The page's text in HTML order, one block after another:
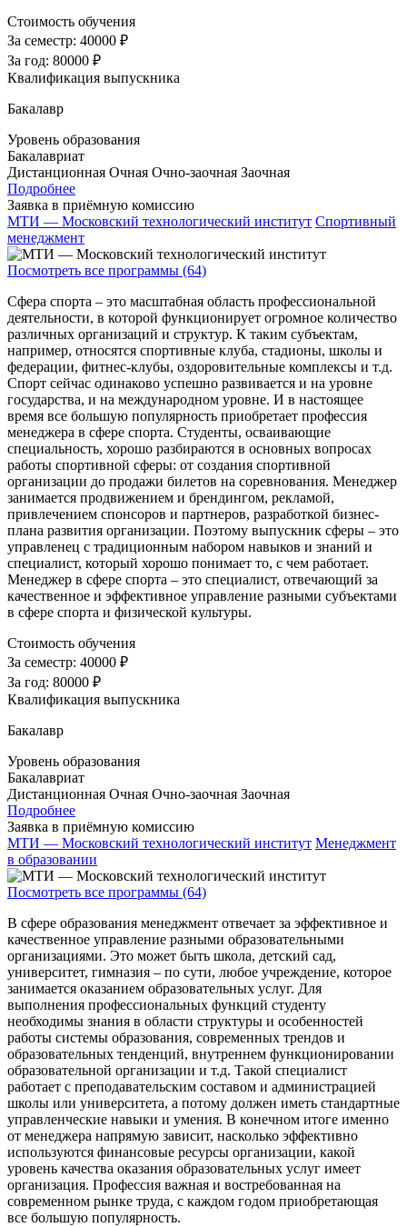
Стоимость обучения
За семестр: 40000 ₽
За год: 80000 ₽
Квалификация выпускника
Бакалавр
Уровень образования
Бакалавриат
Дистанционная Очная Очно-заочная Заочная
Подробнее
Заявка в приёмную комиссию
МТИ — Московский технологический институт Спортивный
менеджмент
Посмотреть все программы (64)
Сфера спорта – это масштабная область профессиональной
деятельности, в которой функционирует огромное количество
различных организаций и структур. К таким субъектам,
например, относятся спортивные клуба, стадионы, школы и
федерации, фитнес-клубы, оздоровительные комплексы и т.д.
Спорт сейчас одинаково успешно развивается и на уровне
государства, и на международном уровне. И в настоящее
время все большую популярность приобретает профессия
менеджера в сфере спорта. Студенты, осваивающие
специальность, хорошо разбираются в основных вопросах
работы спортивной сферы: от создания спортивной
организации до продажи билетов на соревнования. Менеджер
занимается продвижением и брендингом, рекламой,
привлечением спонсоров и партнеров, разработкой бизнес-
плана развития организации. Поэтому выпускник сферы – это
управленец с традиционным набором навыков и знаний и
специалист, который хорошо понимает то, с чем работает.
Менеджер в сфере спорта – это специалист, отвечающий за
качественное и эффективное управление разными субъектами
в сфере спорта и физической культуры.
Стоимость обучения
За семестр: 40000 ₽
За год: 80000 ₽
Квалификация выпускника
Бакалавр
Уровень образования
Бакалавриат
Дистанционная Очная Очно-заочная Заочная
Подробнее
Заявка в приёмную комиссию
МТИ — Московский технологический институт Менеджмент
в образовании
Посмотреть все программы (64)
В сфере образования менеджмент отвечает за эффективное и
качественное управление разными образовательными
организациями. Это может быть школа, детский сад,
университет, гимназия – по сути, любое учреждение, которое
занимается оказанием образовательных услуг. Для
выполнения профессиональных функций студенту
необходимы знания в области структуры и особенностей
работы системы образования, современных трендов и
образовательных тенденций, внутреннем функционировании
образовательной организации и т.д. Такой специалист
работает с преподавательским составом и администрацией
школы или университета, а потому должен иметь стандартные
управленческие навыки и умения. В конечном итоге именно
от менеджера напрямую зависит, насколько эффективно
используются финансовые ресурсы организации, какой
уровень качества оказания образовательных услуг имеет
организация. Профессия важная и востребованная на
современном рынке труда, с каждом годом приобретающая
все большую популярность.